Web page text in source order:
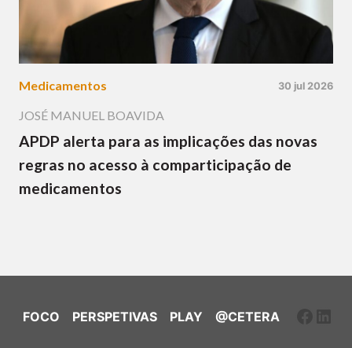
Medicamentos 30 jul 2026
JOSÉ MANUEL BOAVIDA
APDP alerta para as implicações das novas
regras no acesso à comparticipação de
medicamentos
FOCO PERSPETIVAS PLAY @CETERA